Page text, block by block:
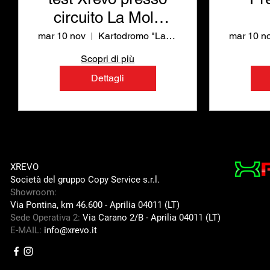
circuito La Mola
Rieti
mar 10 nov
Kartodromo "La Mola"
Scopri di più
Dettagli
mar 10
XREVO
Società del gruppo Copy Service s.r.l.
Showroom:
Via Pontina, km 46.600 - Aprilia 04011 (LT)
Sede Operativa 2: Via Carano 2/B - Aprilia 04011 (LT)
E-MAIL: info@xrevo.it